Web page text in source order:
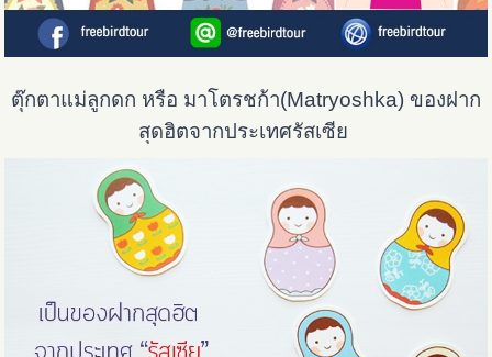
ตุ๊กตาแม่ลูกดก หรือ มาโตรชก้า(Matryoshka) ของฝาก
สุดฮิตจากประเทศรัสเซีย